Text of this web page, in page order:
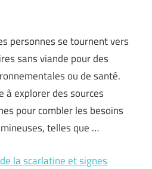
personnes se tournent vers
sans viande pour des
ou de santé.
à explorer des sources
pour combler les besoins
telles que …
la scarlatine et signes